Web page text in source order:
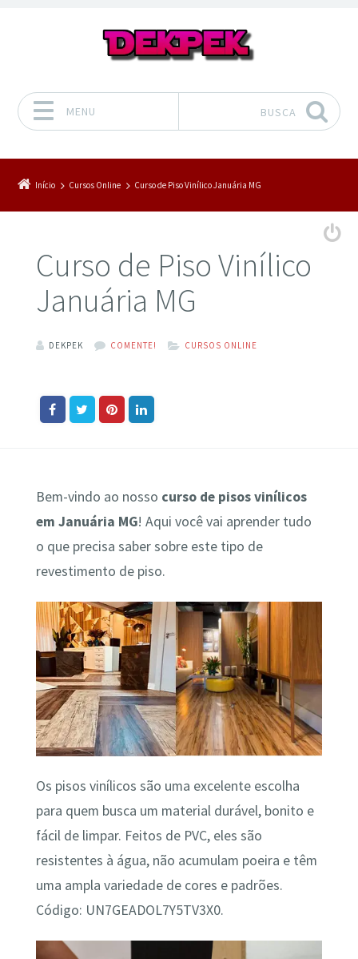
MENU BUSCA
Início Cursos Online Curso de Piso Vinílico Januária MG
Curso de Piso Vinílico
Januária MG
DEKPEK COMENTE! CURSOS ONLINE
Bem-vindo ao nosso curso de pisos vinílicos
em Januária MG! Aqui você vai aprender tudo
o que precisa saber sobre este tipo de
revestimento de piso.
Os pisos vinílicos são uma excelente escolha
para quem busca um material durável, bonito e
fácil de limpar. Feitos de PVC, eles são
resistentes à água, não acumulam poeira e têm
uma ampla variedade de cores e padrões.
Código: UN7GEADOL7Y5TV3X0.